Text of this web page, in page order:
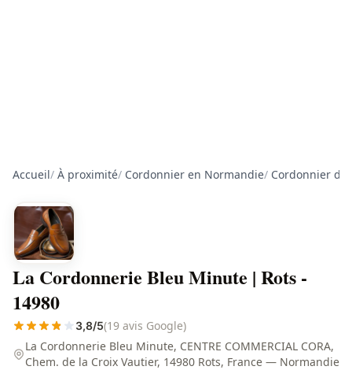
Accueil/ À proximité/ Cordonnier en Normandie/ Cordonnier
La Cordonnerie Bleu Minute | Rots -
14980
3,8/5(19 avis Google)
La Cordonnerie Bleu Minute, CENTRE COMMERCIAL CORA,
Chem. de la Croix Vautier, 14980 Rots, France — Normandie